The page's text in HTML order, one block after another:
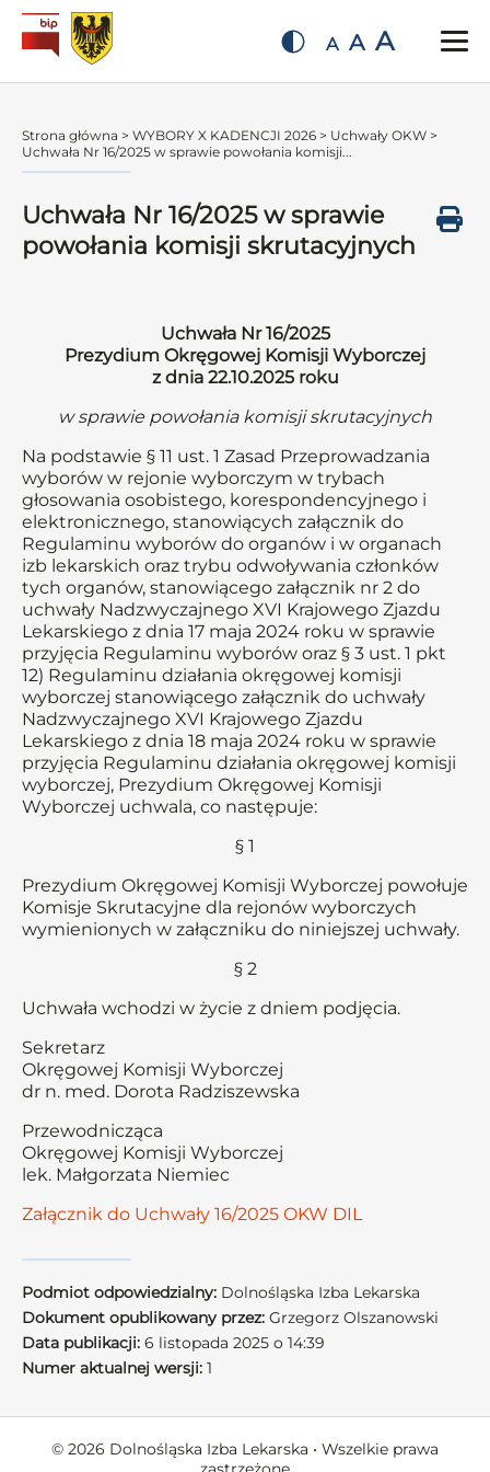
A A A
Strona główna > WYBORY X KADENCJI 2026 > Uchwały OKW >
Uchwała Nr 16/2025 w sprawie powołania komisji...
Uchwała Nr 16/2025 w sprawie
powołania komisji skrutacyjnych
Uchwała Nr 16/2025
Prezydium Okręgowej Komisji Wyborczej
z dnia 22.10.2025 roku
w sprawie powołania komisji skrutacyjnych
Na podstawie § 11 ust. 1 Zasad Przeprowadzania
wyborów w rejonie wyborczym w trybach
głosowania osobistego, korespondencyjnego i
elektronicznego, stanowiących załącznik do
Regulaminu wyborów do organów i w organach
izb lekarskich oraz trybu odwoływania członków
tych organów, stanowiącego załącznik nr 2 do
uchwały Nadzwyczajnego XVI Krajowego Zjazdu
Lekarskiego z dnia 17 maja 2024 roku w sprawie
przyjęcia Regulaminu wyborów oraz § 3 ust. 1 pkt
12) Regulaminu działania okręgowej komisji
wyborczej stanowiącego załącznik do uchwały
Nadzwyczajnego XVI Krajowego Zjazdu
Lekarskiego z dnia 18 maja 2024 roku w sprawie
przyjęcia Regulaminu działania okręgowej komisji
wyborczej, Prezydium Okręgowej Komisji
Wyborczej uchwala, co następuje:
§ 1
Prezydium Okręgowej Komisji Wyborczej powołuje
Komisje Skrutacyjne dla rejonów wyborczych
wymienionych w załączniku do niniejszej uchwały.
§ 2
Uchwała wchodzi w życie z dniem podjęcia.
Sekretarz
Okręgowej Komisji Wyborczej
dr n. med. Dorota Radziszewska
Przewodnicząca
Okręgowej Komisji Wyborczej
lek. Małgorzata Niemiec
Załącznik do Uchwały 16/2025 OKW DIL
Podmiot odpowiedzialny: Dolnośląska Izba Lekarska
Dokument opublikowany przez: Grzegorz Olszanowski
Data publikacji: 6 listopada 2025 o 14:39
Numer aktualnej wersji: 1
© 2026 Dolnośląska Izba Lekarska • Wszelkie prawa